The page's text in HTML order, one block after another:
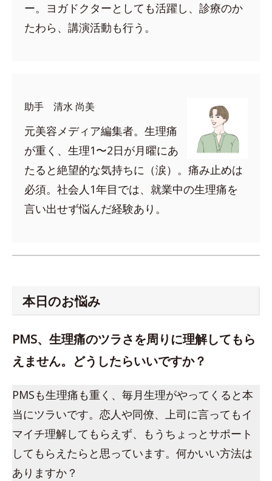
ー。ヨガドクターとしても活躍し、診療のか
たわら、講演活動も行う。
助手 清水 尚美
元美容メディア編集者。生理痛
が重く、生理1〜2日が月曜にあ
たると絶望的な気持ちに（涙）。痛み止めは
必須。社会人1年目では、就業中の生理痛を
言い出せず悩んだ経験あり。
本日のお悩み
PMS、生理痛のツラさを周りに理解してもら
えません。どうしたらいいですか？
PMSも生理痛も重く、毎月生理がやってくると本
当にツラいです。恋人や同僚、上司に言ってもイ
マイチ理解してもらえず、もうちょっとサポート
してもらえたらと思っています。何かいい方法は
ありますか？